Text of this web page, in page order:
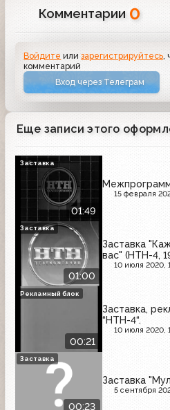
Комментарии 0
Войдите илизарегистрируйтесь
комментарий
Вход через Телеграм
Еще записи этого
01:49
15 февраля
Заставка
01:00
Заставка
вас" (НТН-4,
10 июля 2020,
Заставка
00:21
Заставка,
“НТН-4“.
10 июля 2020,
Рекламный блок
00:23
Заставка
5 сентября
Заставка